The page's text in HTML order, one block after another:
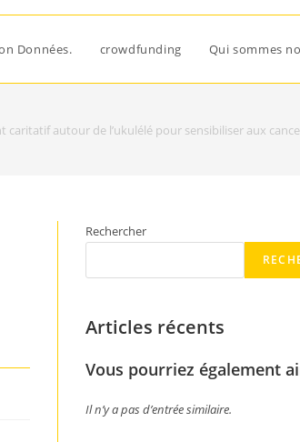
Données. crowdfunding Qui sommes
caritatif autour de l’ukulélé pour sensibiliser aux
Rechercher
Articles récents
Vous pourriez également
Il n’y a pas d’entrée similaire.